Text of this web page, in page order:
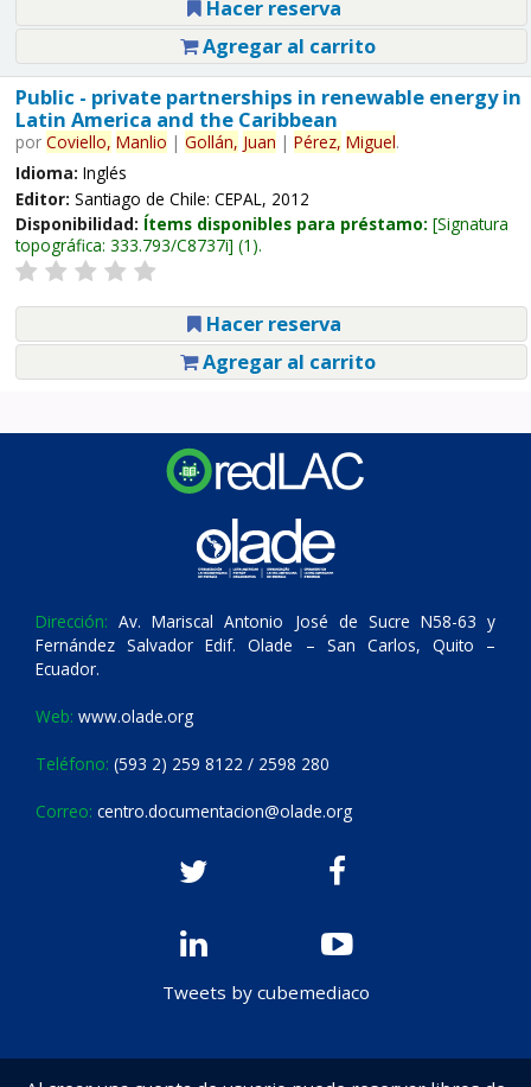
Hacer reserva
Agregar al carrito
Public - private partnerships in renewable energy in
Latin America and the Caribbean
por Coviello, Manlio | Gollán, Juan | Pérez, Miguel.
Idioma: Inglés
Editor: Santiago de Chile: CEPAL, 2012
Disponibilidad: Ítems disponibles para préstamo: Signatura
topográfica: 333.793/C8737i (1).
Hacer reserva
Agregar al carrito
Dirección: Av. Mariscal Antonio José de Sucre N58-63 y
Fernández Salvador Edif. Olade – San Carlos, Quito –
Ecuador.
Web: www.olade.org
Teléfono: (593 2) 259 8122 / 2598 280
Correo: centro.documentacion@olade.org
Tweets by cubemediaco